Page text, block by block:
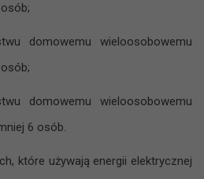
domowemu wieloosobowemu
domowemu wieloosobowemu
6 osób.
które używają energii elektrycznej